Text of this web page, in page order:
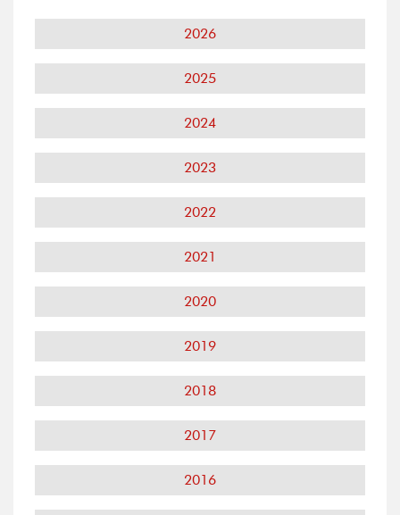
2026
2025
2024
2023
2022
2021
2020
2019
2018
2017
2016